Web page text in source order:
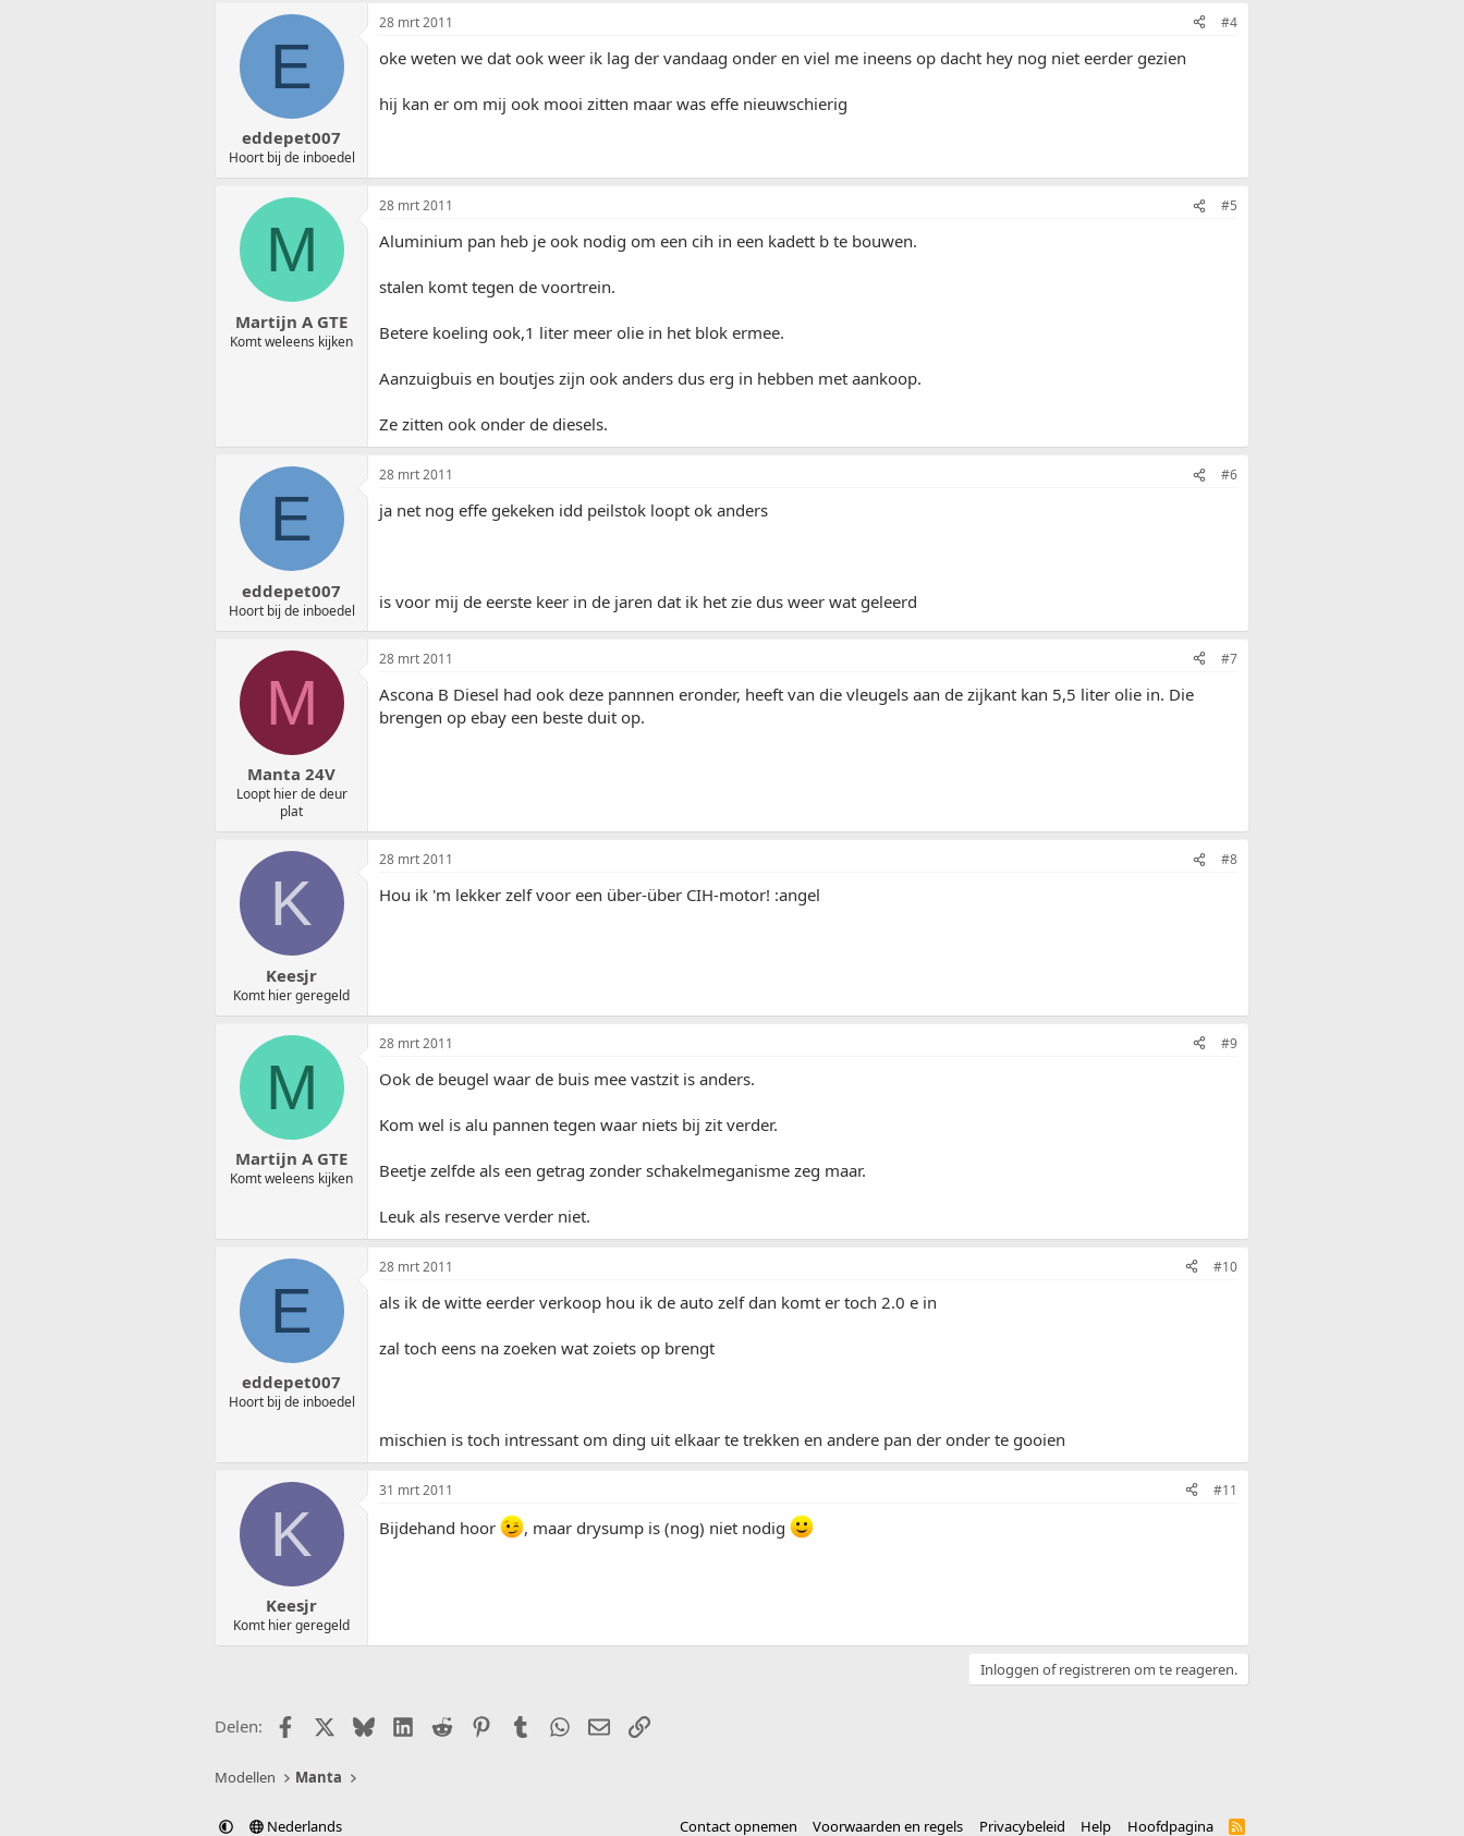
E
eddepet007
Hoort bij de inboedel
28 mrt 2011 #4
oke weten we dat ook weer ik lag der vandaag onder en viel me ineens op dacht hey nog niet eerder gezien
hij kan er om mij ook mooi zitten maar was effe nieuwschierig
M
Martijn A GTE
Komt weleens kijken
28 mrt 2011 #5
Aluminium pan heb je ook nodig om een cih in een kadett b te bouwen.
stalen komt tegen de voortrein.
Betere koeling ook,1 liter meer olie in het blok ermee.
Aanzuigbuis en boutjes zijn ook anders dus erg in hebben met aankoop.
Ze zitten ook onder de diesels.
E
eddepet007
Hoort bij de inboedel
28 mrt 2011 #6
ja net nog effe gekeken idd peilstok loopt ok anders
is voor mij de eerste keer in de jaren dat ik het zie dus weer wat geleerd
M
Manta 24V
Loopt hier de deur
plat
28 mrt 2011 #7
Ascona B Diesel had ook deze pannnen eronder, heeft van die vleugels aan de zijkant kan 5,5 liter olie in. Die
brengen op ebay een beste duit op.
K
Keesjr
Komt hier geregeld
28 mrt 2011 #8
Hou ik 'm lekker zelf voor een über-über CIH-motor! :angel
M
Martijn A GTE
Komt weleens kijken
28 mrt 2011 #9
Ook de beugel waar de buis mee vastzit is anders.
Kom wel is alu pannen tegen waar niets bij zit verder.
Beetje zelfde als een getrag zonder schakelmeganisme zeg maar.
Leuk als reserve verder niet.
E
eddepet007
Hoort bij de inboedel
28 mrt 2011 #10
als ik de witte eerder verkoop hou ik de auto zelf dan komt er toch 2.0 e in
zal toch eens na zoeken wat zoiets op brengt
mischien is toch intressant om ding uit elkaar te trekken en andere pan der onder te gooien
K
Keesjr
Komt hier geregeld
31 mrt 2011 #11
Bijdehand hoor , maar drysump is (nog) niet nodig
Inloggen of registreren om te reageren.
Delen: FacebookX (Twitter)
BlueskyLinkedIn
Reddit PinterestTumblr WhatsApp
E-mailLink
Modellen Manta
Nederlands Contact opnemen Voorwaarden en regels Privacybeleid Help Hoofdpagina
R